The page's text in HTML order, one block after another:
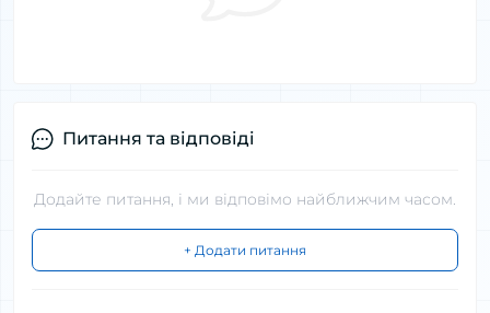
Питання та відповіді
Додайте питання, і ми відповімо найближчим часом.
+ Додати питання